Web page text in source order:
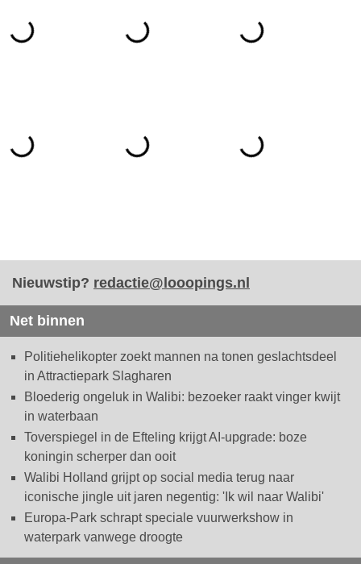
Nieuwstip? redactie@looopings.nl
Net binnen
Politiehelikopter zoekt mannen na tonen geslachtsdeel
in Attractiepark Slagharen
Bloederig ongeluk in Walibi: bezoeker raakt vinger kwijt
in waterbaan
Toverspiegel in de Efteling krijgt AI-upgrade: boze
koningin scherper dan ooit
Walibi Holland grijpt op social media terug naar
iconische jingle uit jaren negentig: 'Ik wil naar Walibi'
Europa-Park schrapt speciale vuurwerkshow in
waterpark vanwege droogte